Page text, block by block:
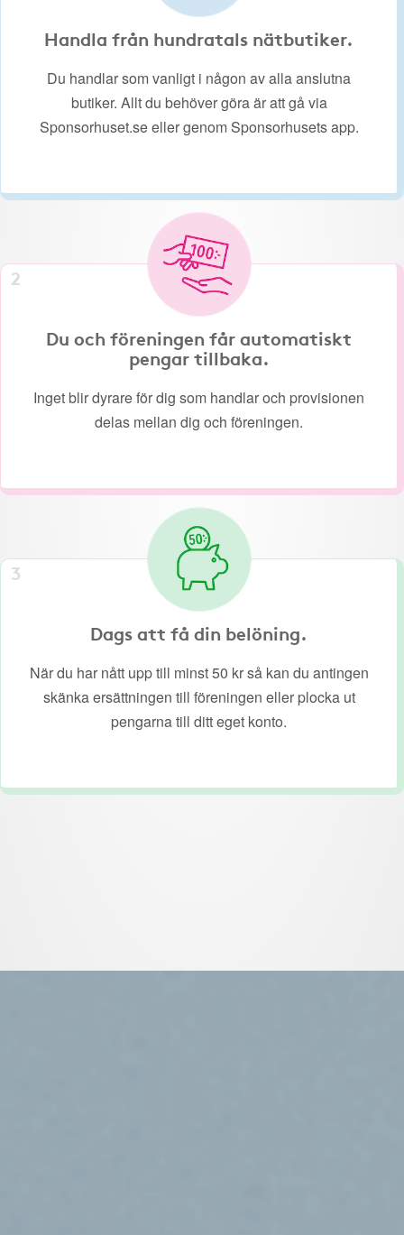
Handla från hundratals nätbutiker.
Du handlar som vanligt i någon av alla anslutna
butiker. Allt du behöver göra är att gå via
Sponsorhuset.se eller genom Sponsorhusets app.
2
Du och föreningen får automatiskt
pengar tillbaka.
Inget blir dyrare för dig som handlar och provisionen
delas mellan dig och föreningen.
3
Dags att få din belöning.
När du har nått upp till minst 50 kr så kan du antingen
skänka ersättningen till föreningen eller plocka ut
pengarna till ditt eget konto.